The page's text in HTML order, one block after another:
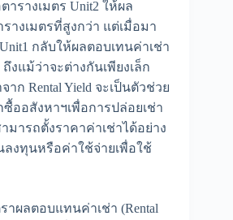
รางเมตร Unit2 ให้ผล
างเมตรที่สูงกว่า แต่เมื่อมา
กลับให้ผลตอบเทนค่าเช่า
ถึงแม้ว่าจะต่างกันเพียงเล็ก
ก Rental Yield จะเป็นตัวช่วย
ออสังหาฯเพื่อการปล่อยเช่า
มารถตั้งราคาค่าเช่าได้อย่าง
ลงทุนหรือค่าใช้จ่ายเพื่อใช้
ผลตอบแทนค่าเช่า (Rental